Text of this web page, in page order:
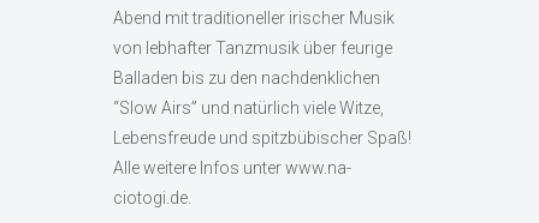
Abend mit traditioneller irischer Musik
von lebhafter Tanzmusik über feurige
Balladen bis zu den nachdenklichen
“Slow Airs” und natürlich viele Witze,
Lebensfreude und spitzbübischer Spaß!
Alle weitere Infos unter www.na-
ciotogi.de.